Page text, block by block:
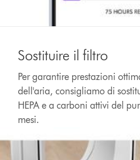
Sostituire il filtro
Per garantire prestazioni
dell'aria, consigliamo di
HEPA e a carboni attivi del
mesi.